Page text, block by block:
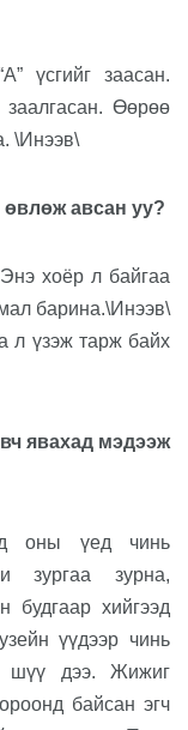
үсгийг заасан.
заалгасан. Өөрөө
\Инээв\
авсан уу?
хоёр л байгаа
барина.\Инээв\
л үзэж тарж байх
явахад мэдээж
оны үед чинь
зургаа зурна,
будгаар хийгээд
үүдээр чинь
шүү дээ. Жижиг
байсан эгч